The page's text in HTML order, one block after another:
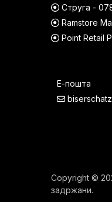
Струга -
Ramstore
Point Retail
Е-пошта
Copyright ©
задржани.